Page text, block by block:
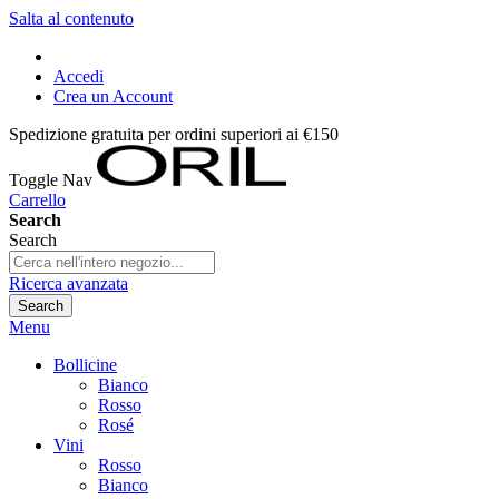
Salta al contenuto
Accedi
Crea un Account
Spedizione gratuita per ordini superiori ai €150
Toggle Nav
Carrello
Search
Search
Ricerca avanzata
Search
Menu
Bollicine
Bianco
Rosso
Rosé
Vini
Rosso
Bianco